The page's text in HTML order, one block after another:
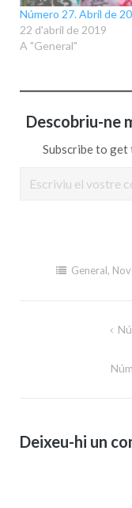
Número 27. Abril de
22 d'abril de 2019
A "General"
Descobriu-ne
Subscribe to get
General,
Deixeu-hi un